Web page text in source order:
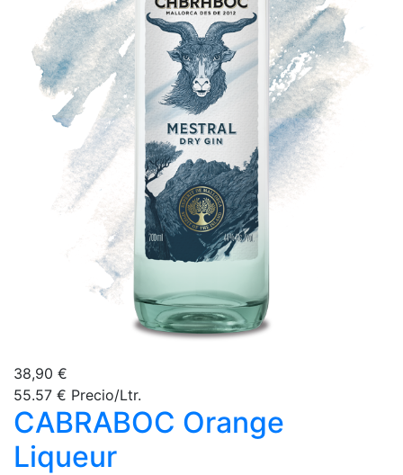
38,90 €
55.57 € Precio/Ltr.
CABRABOC Orange
Liqueur